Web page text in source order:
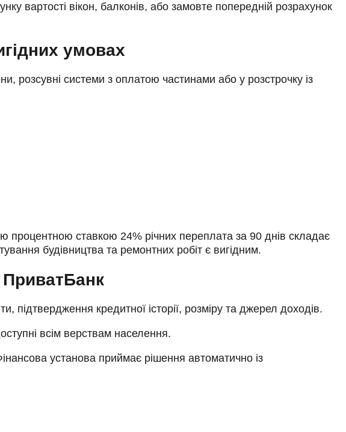
вартості вікон, балконів, або замовте попередній розрахунок
умовах
розсувні системи з оплатою частинами або у розстрочку із
ставкою 24% річних переплата за 90 днів складає
будівництва та ремонтних робіт є вигідним.
ПриватБанк
підтвердження кредитної історії, розміру та джерел доходів.
всім верствам населення.
установа приймає рішення автоматично із